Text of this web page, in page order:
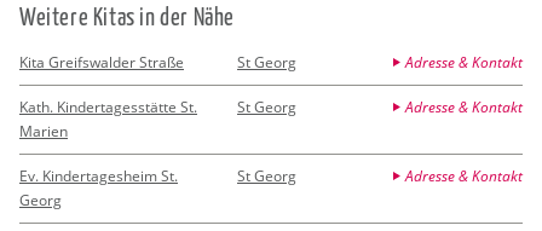
Wei­te­re Kitas in der Nähe
Kita Greifswalder Straße St Georg Adresse & Kontakt
Kath. Kindertagesstätte St.
Marien
St Georg Adresse & Kontakt
Ev. Kindertagesheim St.
Georg
St Georg Adresse & Kontakt